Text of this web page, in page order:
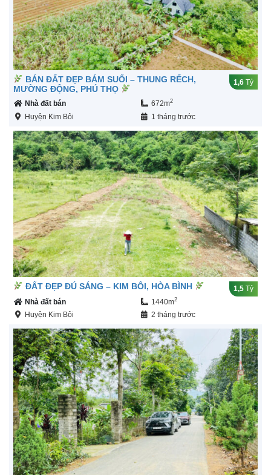
BÁN ĐẤT ĐẸP BÁM SUỐI – THUNG RẾCH,
MƯỜNG ĐỘNG, PHÚ THỌ
1,6 Tỷ
Nhà đất bán 672m2
Huyện Kim Bôi 1 tháng trước
ĐẤT ĐẸP ĐÚ SÁNG – KIM BÔI, HÒA BÌNH 1,5 Tỷ
Nhà đất bán
1440m2
Huyện Kim Bôi 2 tháng trước